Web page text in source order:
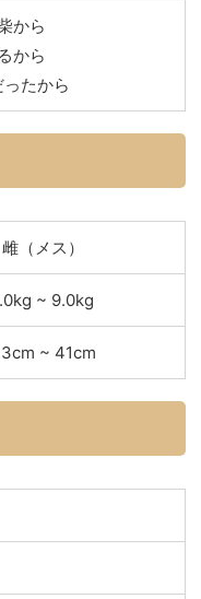
から
から
たから
雌（メス）
~ 9.0kg
~ 41cm